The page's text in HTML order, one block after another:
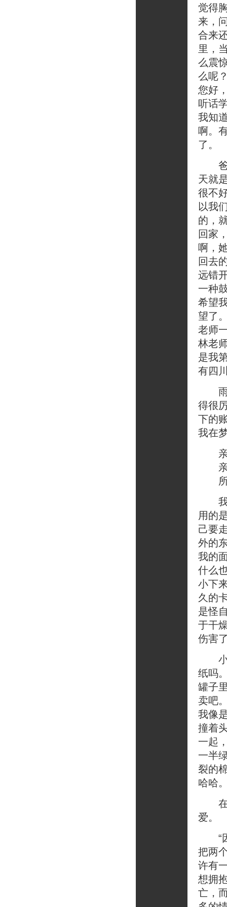
觉得
来，
合来
里，
么震
么呢
您好
听话
我知
啊。
了。
爸
天就
很不
以我
的，
回家
啊，
回去
远错
一种
希望
望了
老师
林老
是我
有四
雨
得很
下的
我在
亲
亲
所
我
用的
己要
外的
我的
什么
小下
久的
是怪
于干
伤害
小
纸吗
罐子
卖吧
我像
撞着
一起
一半
裂的
哈哈
在
爱。
“因
把两
许有
想拥
亡，